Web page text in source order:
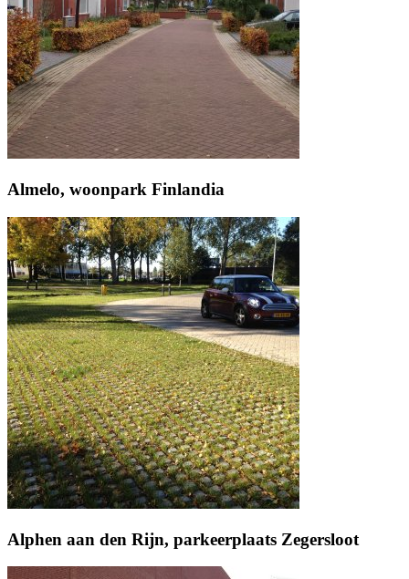
Almelo, woonpark Finlandia
Alphen aan den Rijn, parkeerplaats Zegersloot